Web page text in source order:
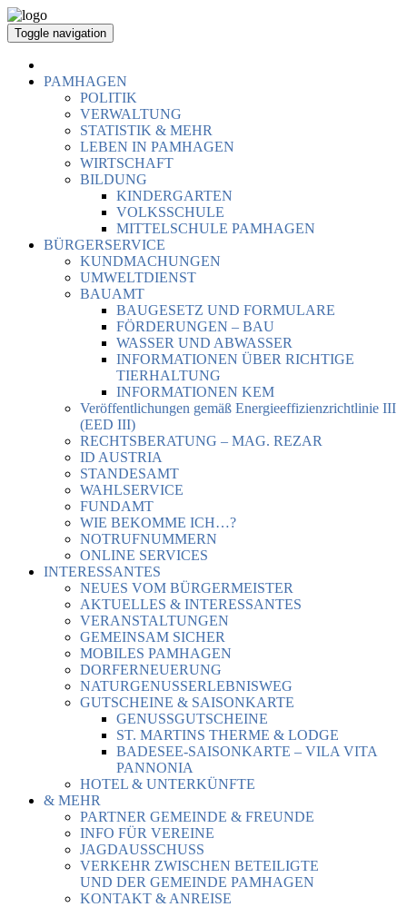
Toggle navigation
PAMHAGEN
POLITIK
VERWALTUNG
STATISTIK & MEHR
LEBEN IN PAMHAGEN
WIRTSCHAFT
BILDUNG
KINDERGARTEN
VOLKSSCHULE
MITTELSCHULE PAMHAGEN
BÜRGERSERVICE
KUNDMACHUNGEN
UMWELTDIENST
BAUAMT
BAUGESETZ UND FORMULARE
FÖRDERUNGEN – BAU
WASSER UND ABWASSER
INFORMATIONEN ÜBER RICHTIGE
TIERHALTUNG
INFORMATIONEN KEM
Veröffentlichungen gemäß Energieeffizienzrichtlinie III
(EED III)
RECHTSBERATUNG – MAG. REZAR
ID AUSTRIA
STANDESAMT
WAHLSERVICE
FUNDAMT
WIE BEKOMME ICH…?
NOTRUFNUMMERN
ONLINE SERVICES
INTERESSANTES
NEUES VOM BÜRGERMEISTER
AKTUELLES & INTERESSANTES
VERANSTALTUNGEN
GEMEINSAM SICHER
MOBILES PAMHAGEN
DORFERNEUERUNG
NATURGENUSSERLEBNISWEG
GUTSCHEINE & SAISONKARTE
GENUSSGUTSCHEINE
ST. MARTINS THERME & LODGE
BADESEE-SAISONKARTE – VILA VITA
PANNONIA
HOTEL & UNTERKÜNFTE
& MEHR
PARTNER GEMEINDE & FREUNDE
INFO FÜR VEREINE
JAGDAUSSCHUSS
VERKEHR ZWISCHEN BETEILIGTE
UND DER GEMEINDE PAMHAGEN
KONTAKT & ANREISE